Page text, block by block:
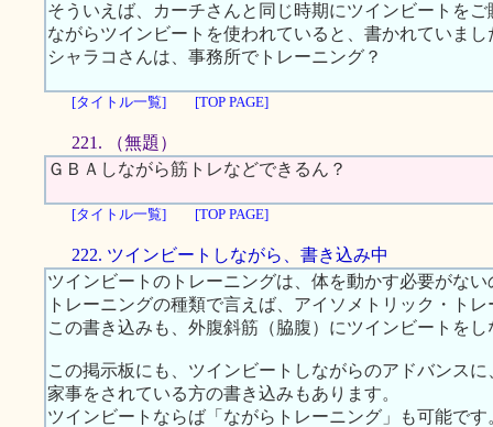
そういえば、カーチさんと同じ時期にツインビートを
ながらツインビートを使われていると、書かれていまし
シャラコさんは、事務所でトレーニング？
[タイトル一覧] [TOP PAGE]
221. （無題）
ＧＢＡしながら筋トレなどできるん？
[タイトル一覧] [TOP PAGE]
222. ツインビートしながら、書き込み中
ツインビートのトレーニングは、体を動かす必要がな
トレーニングの種類で言えば、アイソメトリック・ト
この書き込みも、外腹斜筋（脇腹）にツインビートを
この掲示板にも、ツインビートしながらのアドバンス
家事をされている方の書き込みもあります。
ツインビートならば「ながらトレーニング」も可能です